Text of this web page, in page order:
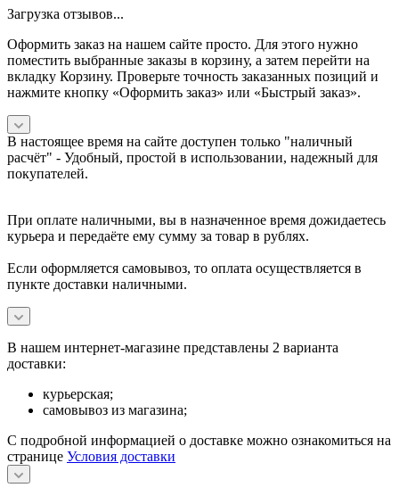
Загрузка отзывов...
Оформить заказ на нашем сайте просто. Для этого нужно
поместить выбранные заказы в корзину, а затем перейти на
вкладку Корзину. Проверьте точность заказанных позиций и
нажмите кнопку «Оформить заказ» или «Быстрый заказ».
В настоящее время на сайте доступен только "наличный
расчёт" - Удобный, простой в использовании, надежный для
покупателей.
При оплате наличными, вы в назначенное время дожидаетесь
курьера и передаёте ему сумму за товар в рублях.
Если оформляется самовывоз, то оплата осуществляется в
пункте доставки наличными.
В нашем интернет-магазине представлены 2 варианта
доставки:
курьерская;
самовывоз из магазина;
С подробной информацией о доставке можно ознакомиться на
странице Условия доставки